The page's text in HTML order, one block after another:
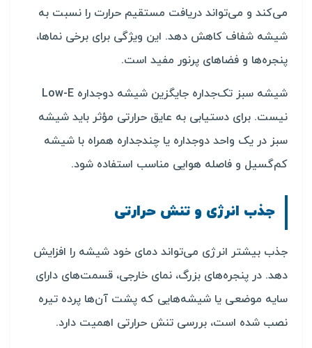
می‌کند و می‌تواند دریافت مستقیم حرارت را نسبت به
شیشه شفاف کاهش دهد. این ویژگی برای برخی نماها،
پنجره‌ها و فضاهای پرنور مفید است.
شیشه سبز تک‌جداره جایگزین شیشه دوجداره Low-E
نیست. برای دستیابی به عایق حرارتی مؤثر باید شیشه
سبز در یک واحد دوجداره یا چندجداره همراه با شیشه
کم‌گسیل و فاصله هوایی مناسب استفاده شود.
جذب انرژی و تنش حرارتی
جذب بیشتر انرژی می‌تواند دمای خود شیشه را افزایش
دهد. در پنجره‌های بزرگ، نمای خارجی، قسمت‌های دارای
سایه موضعی یا شیشه‌هایی که پشت آن‌ها پرده تیره
نصب شده است، بررسی تنش حرارتی اهمیت دارد.